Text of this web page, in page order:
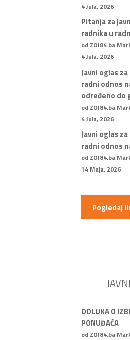
4 Jula, 2026
Pitanja za
radnika u
od ZOI84.ba
4 Jula, 2026
Javni oglas
radni odnos
određeno do
od ZOI84.ba
4 Jula, 2026
Javni oglas
radni odnos
od ZOI84.ba
14 Maja, 2026
Pogledaj
ODLUKA O
PONUĐAČA
od ZOI84.ba